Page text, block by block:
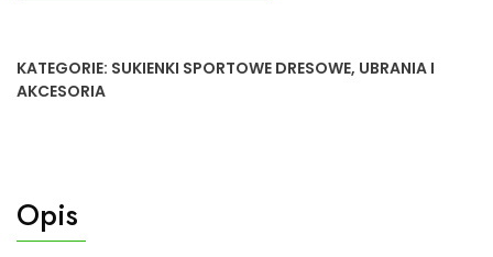
KATEGORIE: SUKIENKI SPORTOWE DRESOWE, UBRANIA I
AKCESORIA
Opis